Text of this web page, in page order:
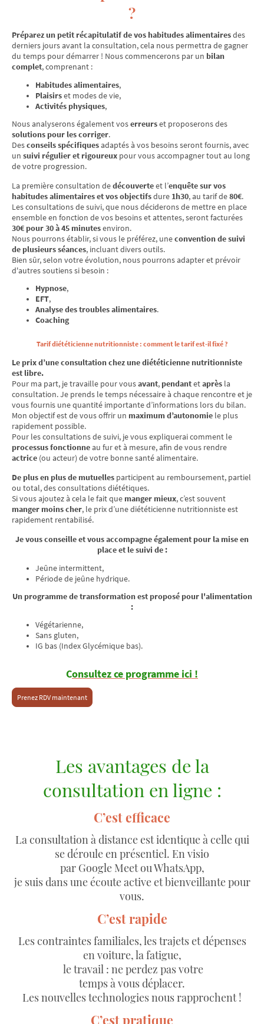
?
Préparez un petit récapitulatif de vos habitudes alimentairesdes
derniers jours avant la consultation, cela nous permettra de gagner
du temps pour démarrer ! Nous commencerons par un bilan
complet, comprenant :
Habitudes alimentaires,
Plaisirset modes de vie,
Activités physiques,
Nous analyserons également voserreurset proposerons des
solutions pour les corriger.
Desconseils spécifiquesadaptés à vos besoins seront fournis, avec
un suivi régulier et rigoureux pour vous accompagner tout au long
de votre progression.
La première consultation dedécouverteet l’enquête sur vos
habitudes alimentaires et vos objectifsdure 1h30, au tarif de80€.
Les consultations de suivi, que nous déciderons de mettre en place
ensemble en fonction de vos besoins et attentes, seront facturées
30€ pour 30 à 45 minutesenviron.
Nous pourrons établir, si vous le préférez, uneconvention de suivi
de plusieurs séances, incluant divers outils.
Bien sûr, selon votre évolution, nous pourrons adapter et prévoir
d'autres soutiens si besoin :
Hypnose,
EFT,
Analyse des troubles alimentaires.
Coaching
Tarif diététicienne nutritionniste : comment le tarif est-il fixé ?
Le prix d’une consultation chez une diététicienne nutritionniste
est libre.
Pour ma part, je travaille pour vousavant, pendantetaprès la
consultation. Je prends le temps nécessaire à chaque rencontre et je
vous fournis une quantité importante d’informations lors du bilan.
Mon objectif est de vous offrir un maximum d’autonomie le plus
rapidement possible.
Pour les consultations de suivi, je vous expliquerai comment le
processus fonctionneau fur et à mesure, afin de vous rendre
actrice (ou acteur) de votre bonne santé alimentaire.
De plus en plus de mutuelles participent au remboursement, partiel
ou total, des consultations diététiques.
Si vous ajoutez à cela le fait que manger mieux, c’est souvent
manger moins cher, le prix d’une diététicienne nutritionniste est
rapidement rentabilisé.
Je vous conseille et vous accompagne également pour la mise en
place et le suivi de :
Jeûne intermittent,
Période de jeûne hydrique.
Un programme de transformation est proposé pour l'alimentation
:
Végétarienne,
Sans gluten,
IG bas (Index Glycémique bas).
Consultez ce programme ici !
Prenez RDV maintenant
Les avantages de la
consultation en ligne :
C’est efficace
La consultation à distance est identique à celle qui
se déroule en présentiel. En visio
par Google Meet ou WhatsApp,
je suis dans une écoute active et bienveillante pour
vous.
C’est rapide
Les contraintes familiales, les trajets et dépenses
en voiture, la fatigue,
le travail : ne perdez pas votre
temps à vous déplacer.
Les nouvelles technologies nous rapprochent !
C’est pratique